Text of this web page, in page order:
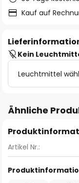
Kauf auf
Kein
Leuchtmittel
Ähnliche
Artikel Nr.: